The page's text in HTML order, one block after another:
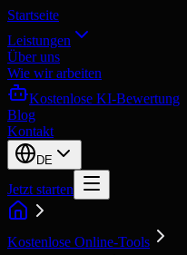
Startseite
Leistungen
Über uns
Wie wir arbeiten
Kostenlose KI-Bewertung
Blog
Kontakt
DE
Jetzt starten
Kostenlose Online-Tools